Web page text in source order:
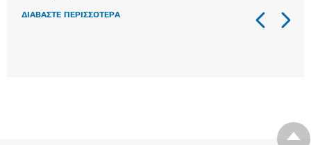
ΔΙΑΒΑΣΤΕ ΠΕΡΙΣΣΟΤΕΡΑ